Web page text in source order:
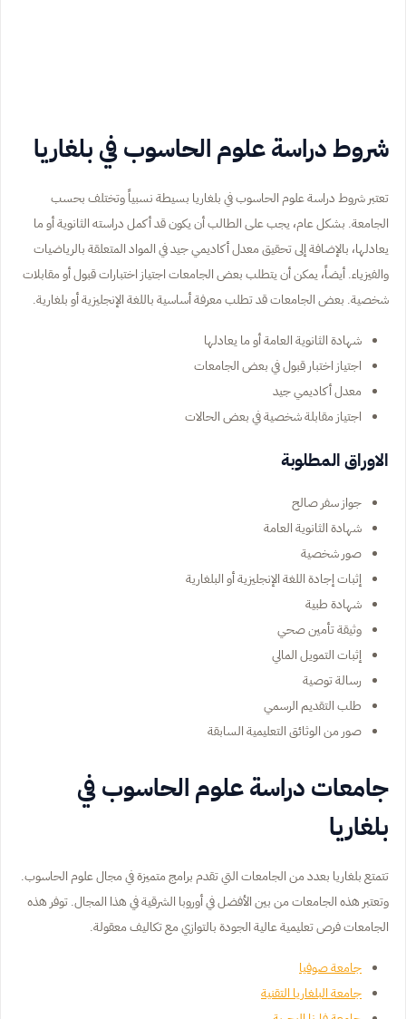
شروط دراسة علوم الحاسوب في بلغاريا
تعتبر شروط دراسة علوم الحاسوب في بلغاريا بسيطة نسبياً وتختلف بحسب
الجامعة. بشكل عام، يجب على الطالب أن يكون قد أكمل دراسته الثانوية أو ما
يعادلها، بالإضافة إلى تحقيق معدل أكاديمي جيد في المواد المتعلقة بالرياضيات
والفيزياء. أيضاً، يمكن أن يتطلب بعض الجامعات اجتياز اختبارات قبول أو مقابلات
شخصية. بعض الجامعات قد تطلب معرفة أساسية باللغة الإنجليزية أو بلغارية.
شهادة الثانوية العامة أو ما يعادلها
اجتياز اختبار قبول في بعض الجامعات
معدل أكاديمي جيد
اجتياز مقابلة شخصية في بعض الحالات
الاوراق المطلوبة
جواز سفر صالح
شهادة الثانوية العامة
صور شخصية
إثبات إجادة اللغة الإنجليزية أو البلغارية
شهادة طبية
وثيقة تأمين صحي
إثبات التمويل المالي
رسالة توصية
طلب التقديم الرسمي
صور من الوثائق التعليمية السابقة
جامعات دراسة علوم الحاسوب في
بلغاريا
تتمتع بلغاريا بعدد من الجامعات التي تقدم برامج متميزة في مجال علوم الحاسوب.
وتعتبر هذه الجامعات من بين الأفضل في أوروبا الشرقية في هذا المجال. توفر هذه
الجامعات فرص تعليمية عالية الجودة بالتوازي مع تكاليف معقولة.
جامعة صوفيا
جامعة البلغاريا التقنية